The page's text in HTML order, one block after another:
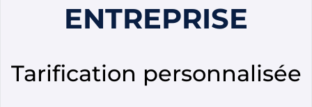
ENTREPRISE
Tarification personnalisée